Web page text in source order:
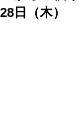
28日（木）